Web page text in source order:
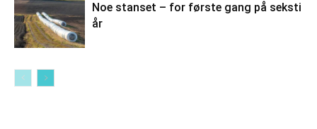
Noe stanset – for første gang på seksti
år